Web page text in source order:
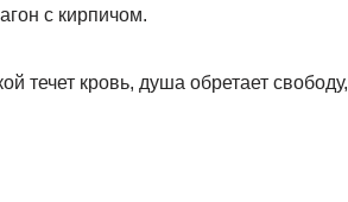
с кирпичом.
течет кровь, душа обретает свободу,